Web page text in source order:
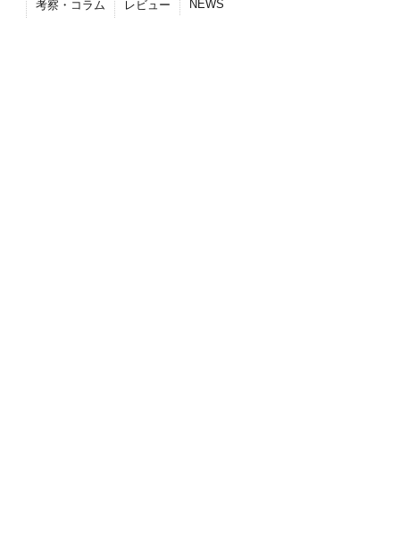
考察・コラム
レビュー NEWS